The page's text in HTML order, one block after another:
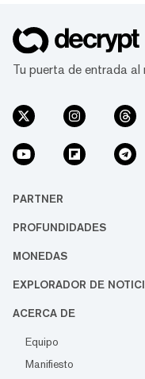
Tu puerta de entrada al
PARTNER
PROFUNDIDADES
MONEDAS
EXPLORADOR DE
ACERCA DE
Equipo
Manifiesto